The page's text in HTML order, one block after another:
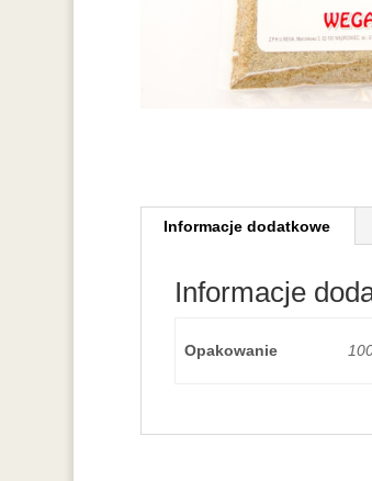
Informacje dodatkowe
Informacje
Opakowanie